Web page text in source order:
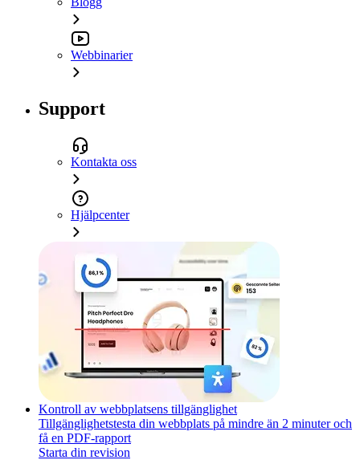
Webbinarier
Support
Kontakta oss
Hjälpcenter
Kontroll av webbplatsens tillgänglighet
Tillgänglighetstesta din webbplats på mindre än 2 minuter och
få en PDF-rapport
Starta din revision